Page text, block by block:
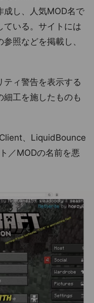
成し、人気MOD名で
ている。サイトには
照などを掲載し、
ィ警告を表示する
細工を施したものも
、LiquidBounce
／MODの名前を悪